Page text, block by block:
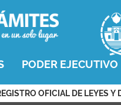
PODER EJECUTIVO
OFICIAL DE LEYES Y